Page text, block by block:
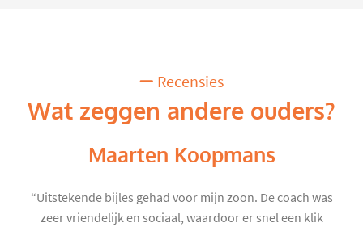
Recensies
Wat zeggen andere ouders?
Maarten Koopmans
“Uitstekende bijles gehad voor mijn zoon. De coach was
zeer vriendelijk en sociaal, waardoor er snel een klik